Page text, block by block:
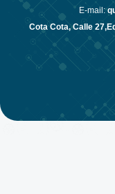
E-mail:
Cota Cota, Calle